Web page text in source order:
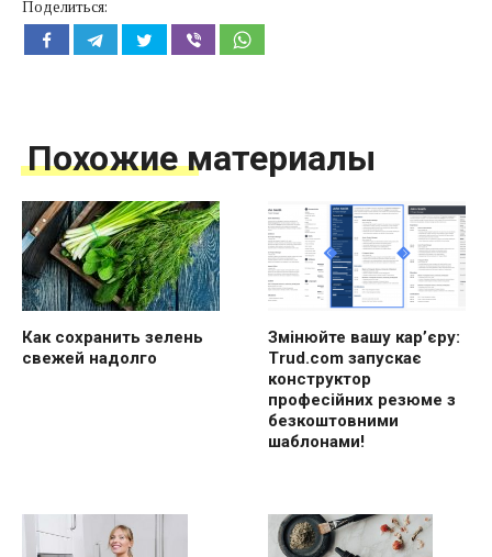
Поделиться:
Похожие материалы
Как сохранить зелень
свежей надолго
Змінюйте вашу кар’єру:
Trud.com запускає
конструктор
професійних резюме з
безкоштовними
шаблонами!